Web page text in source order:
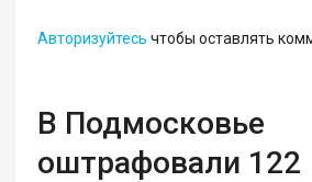
Авторизуйтесь чтобы оставлять
В Подмосковье
оштрафовали 122